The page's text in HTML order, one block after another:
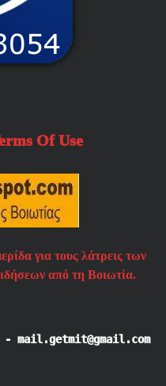
Of Use
για τους λάτρεις των
από τη Βοιωτία.
- mail.getmit@gmail.com